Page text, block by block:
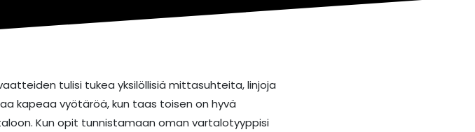
tulisi tukea yksilöllisiä mittasuhteita, linjoja
kapeaa vyötäröä, kun taas toisen on hyvä
Kun opit tunnistamaan oman vartalotyyppisi